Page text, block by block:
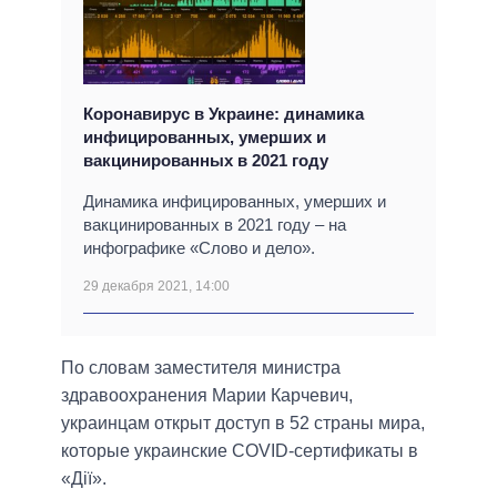
Коронавирус в Украине: динамика
инфицированных, умерших и
вакцинированных в 2021 году
Динамика инфицированных, умерших и
вакцинированных в 2021 году – на
инфографике «Слово и дело».
29 декабря 2021, 14:00
По словам заместителя министра
здравоохранения Марии Карчевич,
украинцам открыт доступ в 52 страны мира,
которые украинские COVID-сертификаты в
«Дії».